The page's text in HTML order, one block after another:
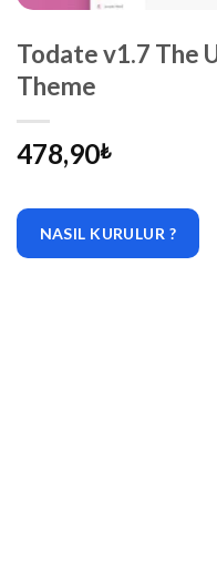
Todate v1.7 The
Theme
478,90₺
NASIL KURULUR ?